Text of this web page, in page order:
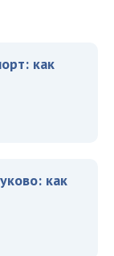
как
как